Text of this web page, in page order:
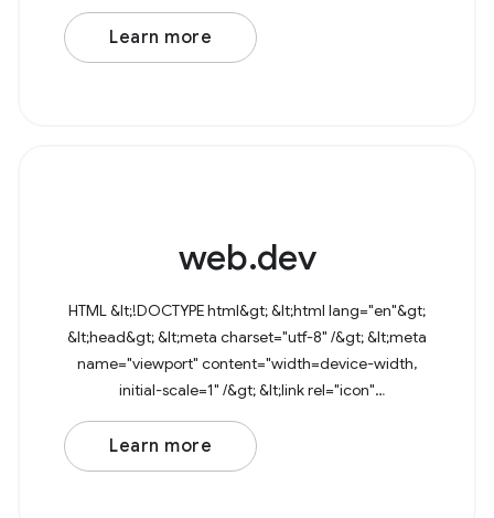
Learn more
web.dev
HTML &lt;!DOCTYPE html&gt; &lt;html lang="en"&gt;
&lt;head&gt; &lt;meta charset="utf-8" /&gt; &lt;meta
name="viewport" content="width=device-width,
initial-scale=1" /&gt; &lt;link rel="icon"
href="data:image/svg+xml,&lt;svg
Learn more